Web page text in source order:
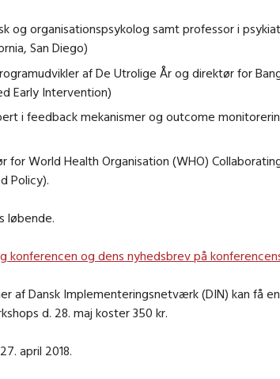
og organisationspsykolog samt professor i
San Diego)
af De Utrolige År og direktør for
Early Intervention)
i feedback mekanismer og outcome
for World Health Organisation (WHO)
Policy).
løbende.
konferencen og dens nyhedsbrev på
af Dansk Implementeringsnetværk (DIN) kan få
d. 28. maj koster 350 kr.
april 2018.